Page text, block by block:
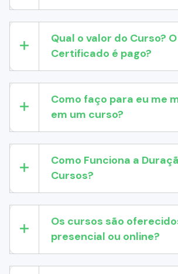
Qual o valor do Curso? O
Certificado é pago?
Como faço para eu me
em um curso?
Como Funciona a
Cursos?
Os cursos são
presencial ou online?